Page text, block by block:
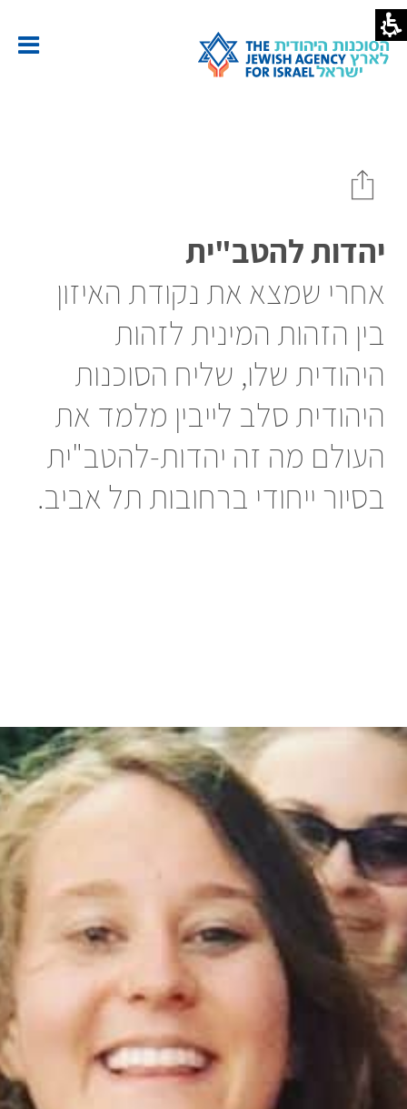
שליח
הסוכנות
מלמד
את
הסוכנות
היהודית
יהדות להטב"ית
אחרי שמצא את נקודת האיזון
בין הזהות המינית לזהות
היהודית שלו, שליח הסוכנות
היהודית סלב לייבין מלמד את
העולם מה זה יהדות-להטב"ית
בסיור ייחודי ברחובות תל אביב.